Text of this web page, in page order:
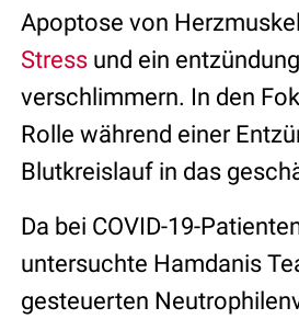
Apoptose von
Stress und ein
verschlimmern. In den
Rolle während einer
Blutkreislauf in das
Da bei COVID-19-
untersuchte Hamdanis
gesteuerten